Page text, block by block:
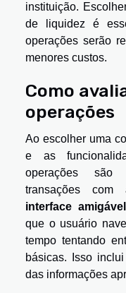
instituição.
de liquidez é
operações serão
menores custos.
Como
operações
Ao escolher uma
e as
operações são
transações com
interface amigável
que o usuário
tempo tentando
básicas. Isso
das informações